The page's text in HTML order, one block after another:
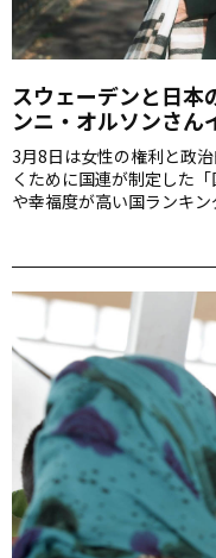
スウェーデンと日本
ンニ・オルソンさん
3月8日は女性の権利と政
くために国連が制定した
や幸福度が高い国ランキ
デンの政策や国民の意識